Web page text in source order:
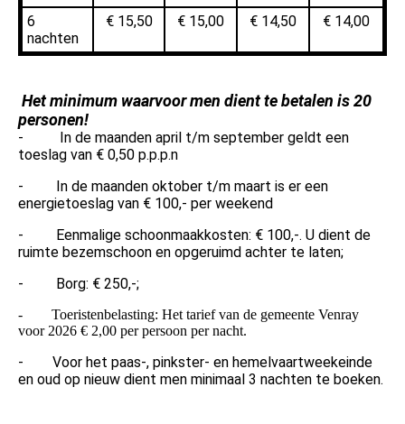
6
nachten
€ 15,50 € 15,00 € 14,50 € 14,00
Het minimum waarvoor men dient te betalen is 20
personen!
- In de maanden april t/m september geldt een
toeslag van € 0,50 p.p.p.n
- In de maanden oktober t/m maart is er een
energietoeslag van € 100,- per weekend
- Eenmalige schoonmaakkosten: € 100,-. U dient de
ruimte bezemschoon en opgeruimd achter te laten;
- Borg: € 250,-;
- Toeristenbelasting: Het tarief van de gemeente Venray
voor 2026 € 2,00 per persoon per nacht.
- Voor het paas-, pinkster- en hemelvaartweekeinde
en oud op nieuw dient men minimaal 3 nachten te boeken.